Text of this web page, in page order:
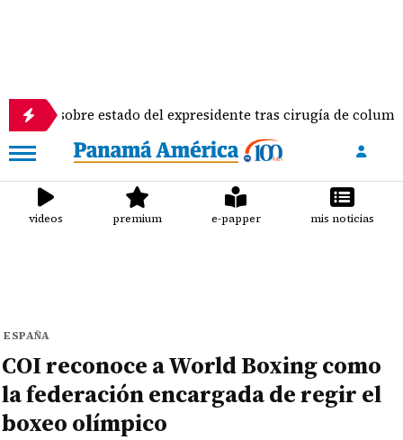
estado del expresidente tras cirugía de columna
videos premium e-papper mis noticias
ESPAÑA
COI reconoce a World Boxing como
la federación encargada de regir el
boxeo olímpico